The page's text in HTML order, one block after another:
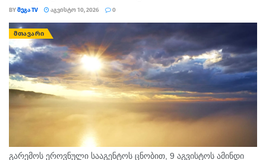
BYᲛᲔᲒᲐ TV ᲐᲒᲕᲘᲡᲢᲝ 10, 2026 0
ᲛᲗᲐᲕᲐᲠᲘ
გარემოს ეროვნული სააგენტოს ცნობით, 9 აგვისტოს ამინდი